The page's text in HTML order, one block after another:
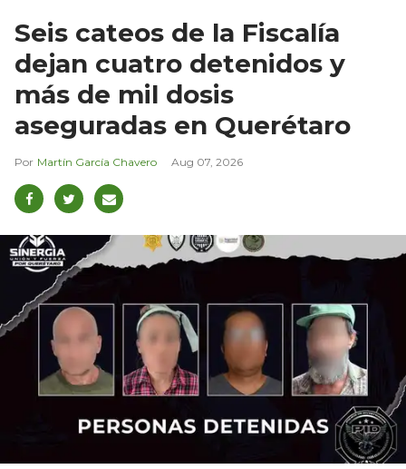
Seis cateos de la Fiscalía
dejan cuatro detenidos y
más de mil dosis
aseguradas en Querétaro
Martín García Chavero Aug 07, 2026